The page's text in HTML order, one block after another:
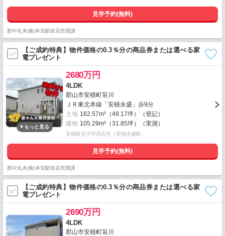
見学予約(無料)
郡中丸木(株)本宮駅前店売買課
【ご成約特典】物件価格の0.3％分の商品券または選べる家
電プレゼント
2680万円
4LDK
郡山市安積町笹川
ＪＲ東北本線「安積永盛」歩9分
土地 162.57m²（49.17坪）（登記）
建物 105.29m²（31.85坪）（実測）
安積町笹川字高石坊（安積永盛駅…
見学予約(無料)
郡中丸木(株)本宮駅前店売買課
【ご成約特典】物件価格の0.3％分の商品券または選べる家
電プレゼント
2690万円
4LDK
郡山市安積町笹川